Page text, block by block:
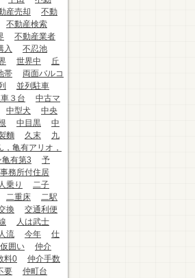
産売却
不動
不動産検索
不動産業者
入
不忍池
世界中
丘
帯
両面バルコ
並列駐車
３台
中古マ
中型犬
中央
中目黒
中
麵 久末
九
亀有アリオ，
有第3
予
事務所付住居
乗り
二子
二重床
二駅
換
交通利便
人は武士
人流 今年
仕
仮囲い
仲介
料0
仲介手数
要
仲町台